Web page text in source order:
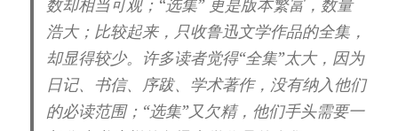
数却相当可观；“选集” 更是版本繁富，数量
浩大；比较起来，只收鲁迅文学作品的全集，
却显得较少。许多读者觉得“全集”太大，因为
日记、书信、序跋、学术著作，没有纳入他们
的必读范围；“选集”又欠精，他们手头需要一